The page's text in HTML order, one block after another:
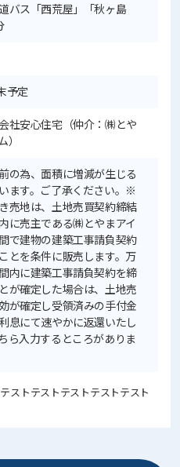
バス「西荒屋」「秋ヶ島
予定
社安心住宅（仲介：㈱とや
の為、面積に増減が生じる
ます。ご了承ください。※
売地は、土地売買契約締結
に売主である㈱とやまアイ
で建物の建築工事請負契約
とを条件に販売します。万
内に建築工事請負契約を締
が確定した場合は、土地売
が確定し受領済みの手付金
息にて速やかに返還いたし
ら入力するところがありま
ストテストテストテストテスト